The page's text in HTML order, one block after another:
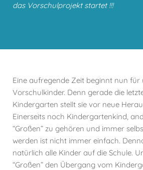
das Vorschulprojekt startet !!!
Eine aufregende Zeit beginnt nun für
Vorschulkinder. Denn gerade die
Kindergarten stellt sie vor neue
Einerseits noch Kindergartenkind,
“Großen” zu gehören und immer
werden ist nicht immer einfach.
natürlich alle Kinder auf die Schule.
“Großen” den Übergang vom